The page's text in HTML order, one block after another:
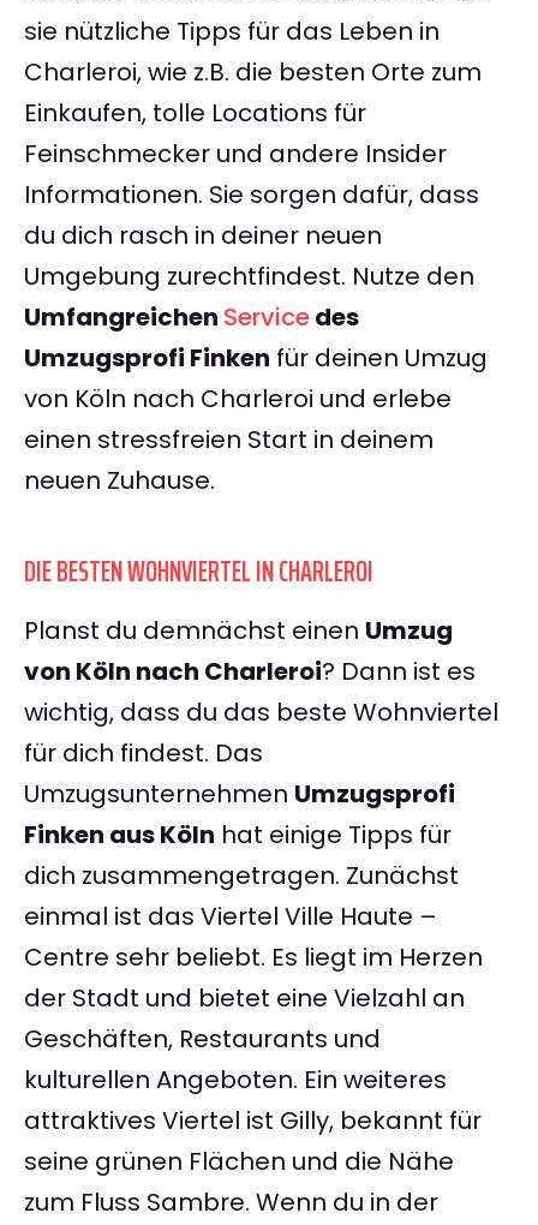
sie nützliche Tipps für das Leben in
Charleroi, wie z.B. die besten Orte zum
Einkaufen, tolle Locations für
Feinschmecker und andere Insider
Informationen. Sie sorgen dafür, dass
du dich rasch in deiner neuen
Umgebung zurechtfindest. Nutze den
Umfangreichen Servicedes
Umzugsprofi Finken für deinen Umzug
von Köln nach Charleroi und erlebe
einen stressfreien Start in deinem
neuen Zuhause.
DIE BESTEN WOHNVIERTEL IN CHARLEROI
Planst du demnächst einen Umzug
von Köln nach Charleroi? Dann ist es
wichtig, dass du das beste Wohnviertel
für dich findest. Das
Umzugsunternehmen Umzugsprofi
Finken aus Köln hat einige Tipps für
dich zusammengetragen. Zunächst
einmal ist das Viertel Ville Haute –
Centre sehr beliebt. Es liegt im Herzen
der Stadt und bietet eine Vielzahl an
Geschäften, Restaurants und
kulturellen Angeboten. Ein weiteres
attraktives Viertel ist Gilly, bekannt für
seine grünen Flächen und die Nähe
zum Fluss Sambre. Wenn du in der